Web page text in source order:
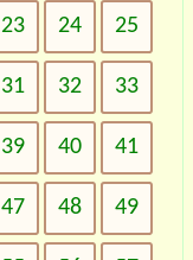
23 24 25
31 32 33
39 40 41
47 48 49